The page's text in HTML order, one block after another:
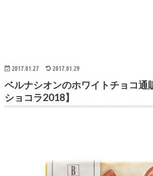
2017.01.27 2017.01.29
ベルナシオンのホワイトチョコ通
ショコラ2018】